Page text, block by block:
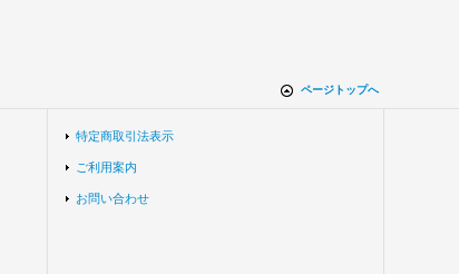
ページトップへ
特定商取引法表示
ご利用案内
お問い合わせ